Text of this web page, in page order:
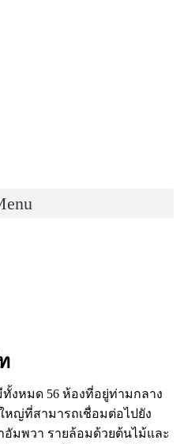
ทั้งหมด 56 ห้องที่อยู่ท่ามกลาง
หญ่ที่สามารถเชื่อมต่อไปยัง
มพวา รายล้อมด้วยต้นไม้และ